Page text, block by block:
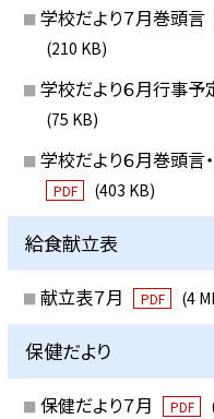
学校だより７月巻頭言
(210 KB)
学校だより６月行事予
(75 KB)
学校だより６月巻頭言
PDF (403 KB)
給食献立表
献立表７月 PDF (4
保健だより
保健だより７月 PDF